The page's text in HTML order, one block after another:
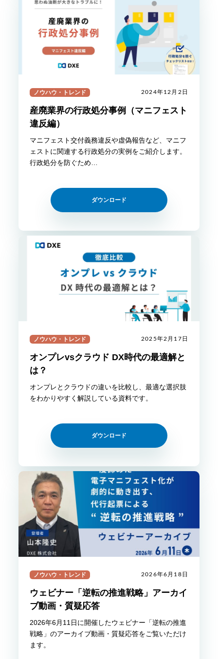
ノウハウ・トレンド 2024年12月2日
産廃業界の行政処分事例（マニフェスト
違反編）
マニフェスト交付義務違反や虚偽報告など、マニフ
ェストに関連する行政処分の実例をご紹介します。
行政処分を防ぐため…
ダウンロード
ノウハウ・トレンド 2025年2月17日
オンプレvsクラウド DX時代の最適解と
は？
オンプレとクラウドの違いを比較し、最適な選択肢
をわかりやすく解説している資料です。
ダウンロード
ノウハウ・トレンド 2026年6月18日
ウェビナー「逆転の推進戦略」アーカイ
ブ動画・質疑応答
2026年6月11日に開催したウェビナー「逆転の推進
戦略」のアーカイブ動画・質疑応答をご覧いただけ
ます。